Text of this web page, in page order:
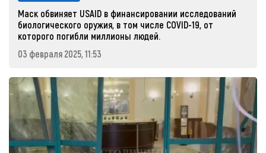
Маск обвиняет USAID в финансировании исследований
биологического оружия, в том числе COVID-19, от
которого погибли миллионы людей.
03 февраля 2025, 11:53